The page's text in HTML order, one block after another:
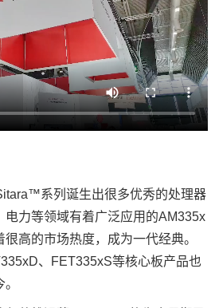
系列诞生出很多优秀的处理器
电力等领域有着广泛应用的AM335x
高的市场热度，成为一代经典。
、FET335xS等核心板产品也